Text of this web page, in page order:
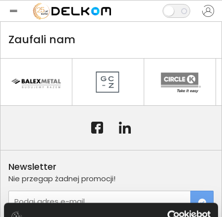
Zaufali nam
Newsletter
Nie przegap żadnej promocji!
Podaj adres e-mail